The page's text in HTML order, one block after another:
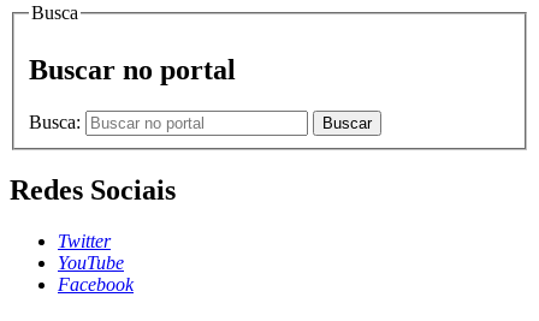
Busca
Buscar no portal
Busca: Buscar
Redes Sociais
Twitter
YouTube
Facebook